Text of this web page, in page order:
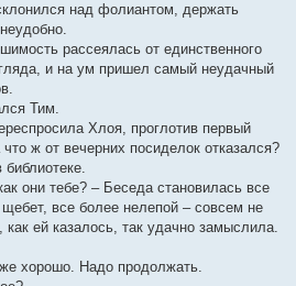
над фолиантом, держать
рассеялась от единственного
и на ум пришел самый неудачный
Тим.
Хлоя, проглотив первый
ж от вечерних посиделок отказался?
они тебе? – Беседа становилась все
все более нелепой – совсем не
как ей казалось, так удачно замыслила.
хорошо. Надо продолжать.